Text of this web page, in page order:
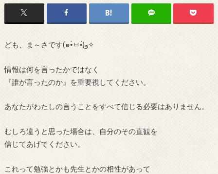
ども、ま～さです(๑•̀ㅂ•́)و✧
情報は何を言ったかではなく
『誰が言ったのか』を重要視してください。
あなたがわたしの言うことをすべて信じる必要はありません。
むしろ違うと思った場合は、自分のその直観を
信じてあげてください。
これって勉強とかも先生とかの相性があって